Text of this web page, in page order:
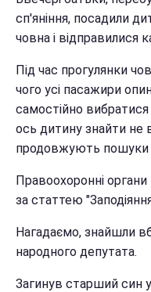
сп'яніння, посадили
човна і відправилися
Під час прогулянки
чого усі пасажири
самостійно
ось дитину знайти не
продовжують пошуки
Правоохоронні
за статтею
Нагадаємо, знайшли
народного депутата.
Загинув старший син